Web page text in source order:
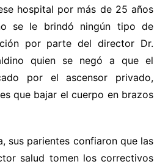
hospital por más de 25 años
se le brindó ningún tipo de
por parte del director Dr.
quien se negó a que el
por el ascensor privado,
que bajar el cuerpo en brazos
sus parientes confiaron que las
salud tomen los correctivos